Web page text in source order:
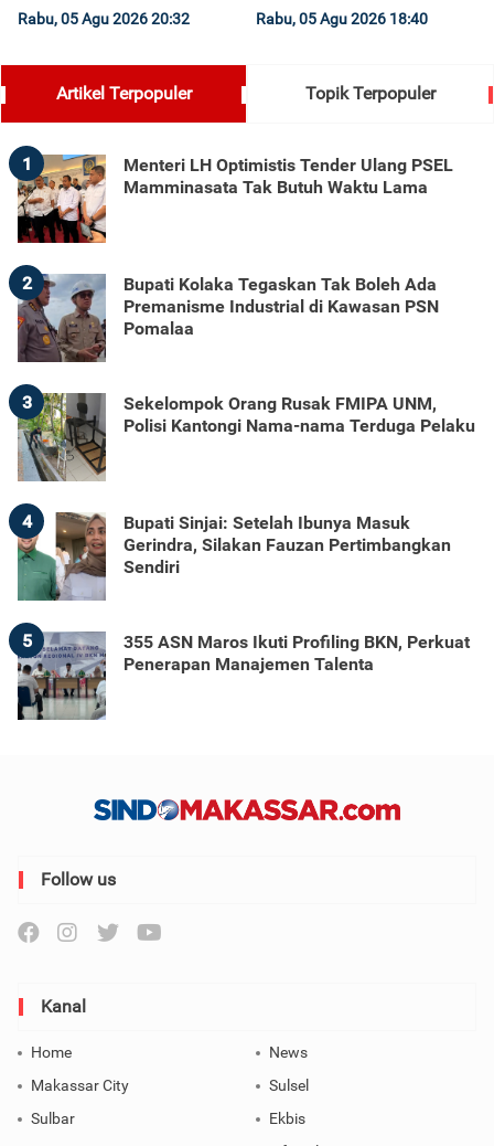
Rabu, 05 Agu 2026 20:32 Rabu, 05 Agu 2026 18:40
Artikel Terpopuler Topik Terpopuler
1
Menteri LH Optimistis Tender Ulang PSEL
Mamminasata Tak Butuh Waktu Lama
2
Bupati Kolaka Tegaskan Tak Boleh Ada
Premanisme Industrial di Kawasan PSN
Pomalaa
3
Sekelompok Orang Rusak FMIPA UNM,
Polisi Kantongi Nama-nama Terduga Pelaku
4
Bupati Sinjai: Setelah Ibunya Masuk
Gerindra, Silakan Fauzan Pertimbangkan
Sendiri
5
355 ASN Maros Ikuti Profiling BKN, Perkuat
Penerapan Manajemen Talenta
Follow us
Kanal
Home
News
Makassar City
Sulsel
Sulbar
Ekbis